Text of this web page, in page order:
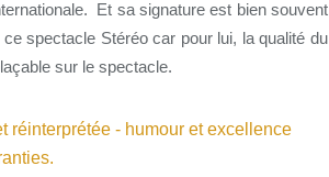
Et sa signature est bien souvent
ce spectacle Stéréocar pour lui, la qualité du
sur le spectacle.